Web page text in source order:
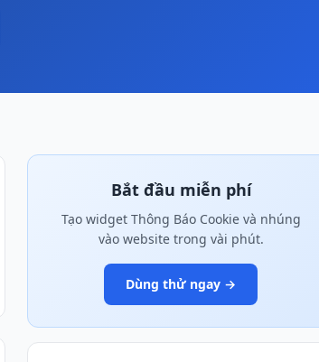
Bắt đầu miễn phí
Tạo widget Thông Báo Cookie và nhúng
vào website trong vài phút.
Dùng thử ngay →